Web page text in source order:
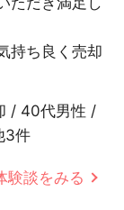
持ち良く売却
/ 40代男性 /
3件
験談をみる